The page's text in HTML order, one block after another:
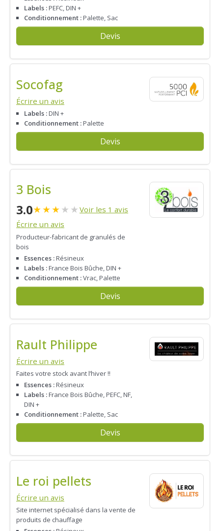
Labels :PEFC, DIN +
Conditionnement :Palette, Sac
Devis
Socofag
Écrire un avis
Labels :DIN +
Conditionnement :Palette
Devis
3 Bois
3.0★★★★ ★ Voir les 1 avis
Écrire un avis
Producteur-fabricant de granulés de
bois
Essences :Résineux
Labels :France Bois Bûche, DIN +
Conditionnement :Vrac, Palette
Devis
Rault Philippe
Écrire un avis
Faites votre stock avant l’hiver !!
Essences :Résineux
Labels :France Bois Bûche, PEFC, NF,
DIN +
Conditionnement :Palette, Sac
Devis
Le roi pellets
Écrire un avis
Site internet spécialisé dans la vente de
produits de chauffage